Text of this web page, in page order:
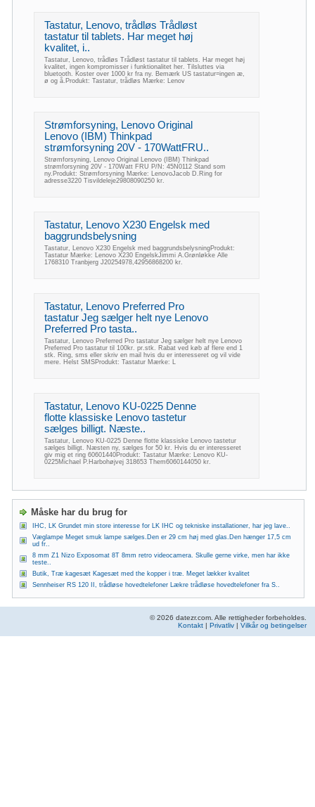
Tastatur, Lenovo, trådløs Trådløst
tastatur til tablets. Har meget høj
kvalitet, i..
Tastatur, Lenovo, trådløs Trådløst tastatur til tablets. Har meget høj
kvalitet, ingen kompromisser i funktionalitet her. Tilsluttes via
bluetooth. Koster over 1000 kr fra ny. Bemærk US tastatur=ingen æ,
ø og å.Produkt: Tastatur, trådløs Mærke: Lenov
Strømforsyning, Lenovo Original
Lenovo (IBM) Thinkpad
strømforsyning 20V - 170WattFRU..
Strømforsyning, Lenovo Original Lenovo (IBM) Thinkpad
strømforsyning 20V - 170Watt FRU P/N: 45N0112 Stand som
ny.Produkt: Strømforsyning Mærke: LenovoJacob D.Ring for
adresse3220 Tisvildeleje29808090250 kr.
Tastatur, Lenovo X230 Engelsk med
baggrundsbelysning
Tastatur, Lenovo X230 Engelsk med baggrundsbelysningProdukt:
Tastatur Mærke: Lenovo X230 EngelskJimmi A.Grønløkke Alle
1768310 Tranbjerg J20254978,42956868200 kr.
Tastatur, Lenovo Preferred Pro
tastatur Jeg sælger helt nye Lenovo
Preferred Pro tasta..
Tastatur, Lenovo Preferred Pro tastatur Jeg sælger helt nye Lenovo
Preferred Pro tastatur til 100kr. pr.stk. Rabat ved køb af flere end 1
stk. Ring, sms eller skriv en mail hvis du er interesseret og vil vide
mere. Helst SMSProdukt: Tastatur Mærke: L
Tastatur, Lenovo KU-0225 Denne
flotte klassiske Lenovo tastetur
sælges billigt. Næste..
Tastatur, Lenovo KU-0225 Denne flotte klassiske Lenovo tastetur
sælges billigt. Næsten ny, sælges for 50 kr. Hvis du er interesseret
giv mig et ring 60601440Produkt: Tastatur Mærke: Lenovo KU-
0225Michael P.Harbohøjvej 318653 Them6060144050 kr.
Måske har du brug for
IHC, LK Grundet min store interesse for LK IHC og tekniske installationer, har jeg lave..
Væglampe Meget smuk lampe sælges.Den er 29 cm høj med glas.Den hænger 17,5 cm
ud fr..
8 mm Z1 Nizo Exposomat 8T 8mm retro videocamera. Skulle gerne virke, men har ikke
teste..
Butik, Træ kagesæt Kagesæt med the kopper i træ. Meget lækker kvalitet
Sennheiser RS 120 II, trådløse hovedtelefoner Lækre trådløse hovedtelefoner fra S..
© 2026 datezr.com. Alle rettigheder forbeholdes.
Kontakt | Privatliv | Vilkår og betingelser